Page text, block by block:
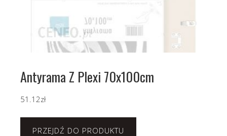
Antyrama Z Plexi 70x100cm
51.12zł
PRZEJDŹ DO PRODUKTU